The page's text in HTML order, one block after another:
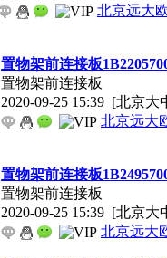
北京远大
置物架前连接板
置物架前连接板
2020-09-25 15:39 [北京大
北京远大
置物架前连接板
置物架前连接板
2020-09-25 15:39 [北京大
北京远大